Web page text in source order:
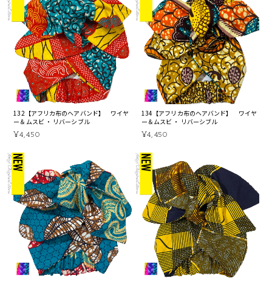
132【アフリカ布のヘアバンド】 ワイヤ
ー＆ムスビ ・ リバーシブル
¥4,450
134【アフリカ布のヘアバンド】 ワイヤ
ー＆ムスビ ・ リバーシブル
¥4,450